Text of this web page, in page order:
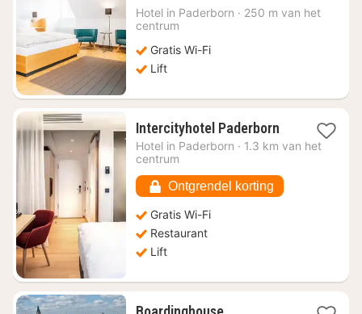
vanaf
Hotel in Paderborn · 250 m van het
centrum
Gratis Wi-Fi
Lift
Intercityhotel Paderborn1
nacht
57,94
Hotel in Paderborn · 1.3 km van het
centrum
Ontgrendel korting
Gratis Wi-Fi
Restaurant
Lift